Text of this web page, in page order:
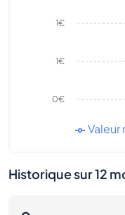
0€
1€
1€
Valeur
Historique sur 12